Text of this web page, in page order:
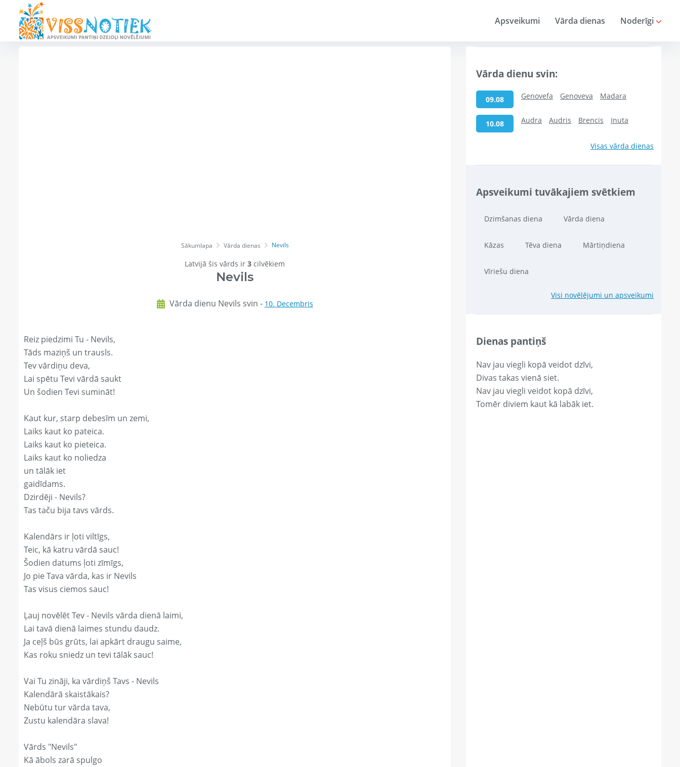
Apsveikumi Vārda dienas Noderīgi
Sākumlapa Vārda dienas Nevils
Latvijā šis vārds ir 3 cilvēkiem
Nevils
Vārda dienu Nevils svin - 10. Decembris
Reiz piedzimi Tu - Nevils,
Tāds maziņš un trausls.
Tev vārdiņu deva,
Lai spētu Tevi vārdā saukt
Un šodien Tevi sumināt!
Kaut kur, starp debesīm un zemi,
Laiks kaut ko pateica.
Laiks kaut ko pieteica.
Laiks kaut ko noliedza
un tālāk iet
gaidīdams.
Dzirdēji - Nevils?
Tas taču bija tavs vārds.
Kalendārs ir ļoti viltīgs,
Teic, kā katru vārdā sauc!
Šodien datums ļoti zīmīgs,
Jo pie Tava vārda, kas ir Nevils
Tas visus ciemos sauc!
Ļauj novēlēt Tev - Nevils vārda dienā laimi,
Lai tavā dienā laimes stundu daudz.
Ja ceļš būs grūts, lai apkārt draugu saime,
Kas roku sniedz un tevi tālāk sauc!
Vai Tu zināji, ka vārdiņš Tavs - Nevils
Kalendārā skaistākais?
Nebūtu tur vārda tava,
Zustu kalendāra slava!
Vārds "Nevils"
Kā ābols zarā spulgo
Vārda dienu svin:
09.08 Genovefa Genoveva Madara
10.08 Audra Audris Brencis Inuta
Visas vārda dienas
Apsveikumi tuvākajiem svētkiem
Dzimšanas diena Vārda diena
Kāzas Tēva diena Mārtiņdiena
Vīriešu diena
Visi novēlējumi un apsveikumi
Dienas pantiņš
Nav jau viegli kopā veidot dzīvi,
Divas takas vienā siet.
Nav jau viegli veidot kopā dzīvi,
Tomēr diviem kaut kā labāk iet.